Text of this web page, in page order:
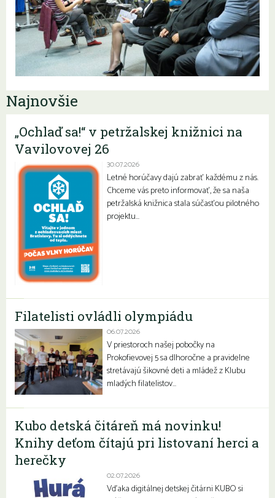
Najnovšie
„Ochlaď sa!“ v petržalskej knižnici na
Vavilovovej 26
30.07.2026
Letné horúčavy dajú zabrať každému z nás.
Chceme vás preto informovať, že sa naša
petržalská knižnica stala súčasťou pilotného
projektu…
Filatelisti ovládli olympiádu
06.07.2026
V priestoroch našej pobočky na
Prokofievovej 5 sa dlhoročne a pravidelne
stretávajú šikovné deti a mládež z Klubu
mladých filatelistov…
Kubo detská čitáreň má novinku!
Knihy deťom čítajú pri listovaní herci a
herečky
02.07.2026
Vďaka digitálnej detskej čitárni KUBO si